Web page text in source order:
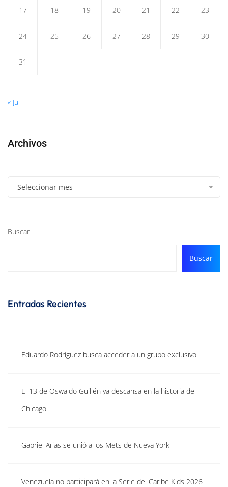
17 18 19 20 21 22 23
24 25 26 27 28 29 30
31
« Jul
Archivos
Seleccionar mes
Buscar
Buscar
Entradas Recientes
Eduardo Rodríguez busca acceder a un grupo exclusivo
El 13 de Oswaldo Guillén ya descansa en la historia de
Chicago
Gabriel Arias se unió a los Mets de Nueva York
Venezuela no participará en la Serie del Caribe Kids 2026